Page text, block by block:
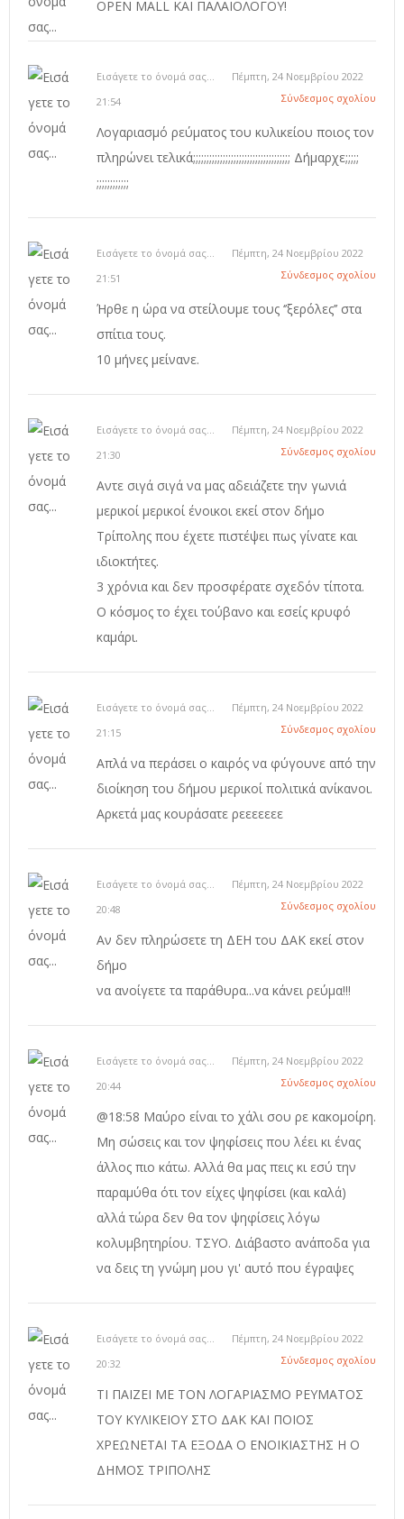
OPEN MALL ΚΑΙ ΠΑΛΑΙΟΛΟΓΟΥ!
Εισάγετε το όνομά σας...
Πέμπτη, 24 Νοεμβρίου 2022
21:54
Σύνδεσμος σχολίου
Λογαριασμό ρεύματος του κυλικείου ποιος τον
πληρώνει τελικά;;;;;;;;;;;;;;;;;;;;;;;;;;;;;;;;;;;; Δήμαρχε;;;;;
;;;;;;;;;;;;
Εισάγετε το όνομά σας...
Πέμπτη, 24 Νοεμβρίου 2022
21:51
Σύνδεσμος σχολίου
Ήρθε η ώρα να στείλουμε τους ‘’ξερόλες’’ στα
σπίτια τους.
10 μήνες μείνανε.
Εισάγετε το όνομά σας...
Πέμπτη, 24 Νοεμβρίου 2022
21:30
Σύνδεσμος σχολίου
Αντε σιγά σιγά να μας αδειάζετε την γωνιά
μερικοί μερικοί ένοικοι εκεί στον δήμο
Τρίπολης που έχετε πιστέψει πως γίνατε και
ιδιοκτήτες.
3 χρόνια και δεν προσφέρατε σχεδόν τίποτα.
Ο κόσμος το έχει τούβανο και εσείς κρυφό
καμάρι.
Εισάγετε το όνομά σας...
Πέμπτη, 24 Νοεμβρίου 2022
21:15
Σύνδεσμος σχολίου
Απλά να περάσει ο καιρός να φύγουνε από την
διοίκηση του δήμου μερικοί πολιτικά ανίκανοι.
Αρκετά μας κουράσατε ρεεεεεεε
Εισάγετε το όνομά σας...
Πέμπτη, 24 Νοεμβρίου 2022
20:48
Σύνδεσμος σχολίου
Αν δεν πληρώσετε τη ΔΕΗ του ΔΑΚ εκεί στον
δήμο
να ανοίγετε τα παράθυρα...να κάνει ρεύμα!!!
Εισάγετε το όνομά σας...
Πέμπτη, 24 Νοεμβρίου 2022
20:44
Σύνδεσμος σχολίου
@18:58 Μαύρο είναι το χάλι σου ρε κακομοίρη.
Μη σώσεις και τον ψηφίσεις που λέει κι ένας
άλλος πιο κάτω. Αλλά θα μας πεις κι εσύ την
παραμύθα ότι τον είχες ψηφίσει (και καλά)
αλλά τώρα δεν θα τον ψηφίσεις λόγω
κολυμβητηρίου. ΤΣΥΟ. Διάβαστο ανάποδα για
να δεις τη γνώμη μου γι' αυτό που έγραψες
Εισάγετε το όνομά σας...
Πέμπτη, 24 Νοεμβρίου 2022
20:32
Σύνδεσμος σχολίου
ΤΙ ΠΑΙΖΕΙ ΜΕ ΤΟΝ ΛΟΓΑΡΙΑΣΜΟ ΡΕΥΜΑΤΟΣ
ΤΟΥ ΚΥΛΙΚΕΙΟΥ ΣΤΟ ΔΑΚ ΚΑΙ ΠΟΙΟΣ
ΧΡΕΩΝΕΤΑΙ ΤΑ ΕΞΟΔΑ Ο ΕΝΟΙΚΙΑΣΤΗΣ Η Ο
ΔΗΜΟΣ ΤΡΙΠΟΛΗΣ